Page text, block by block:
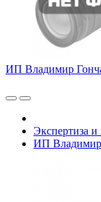
ИП Владимир
Экспертиза и
ИП Владимир